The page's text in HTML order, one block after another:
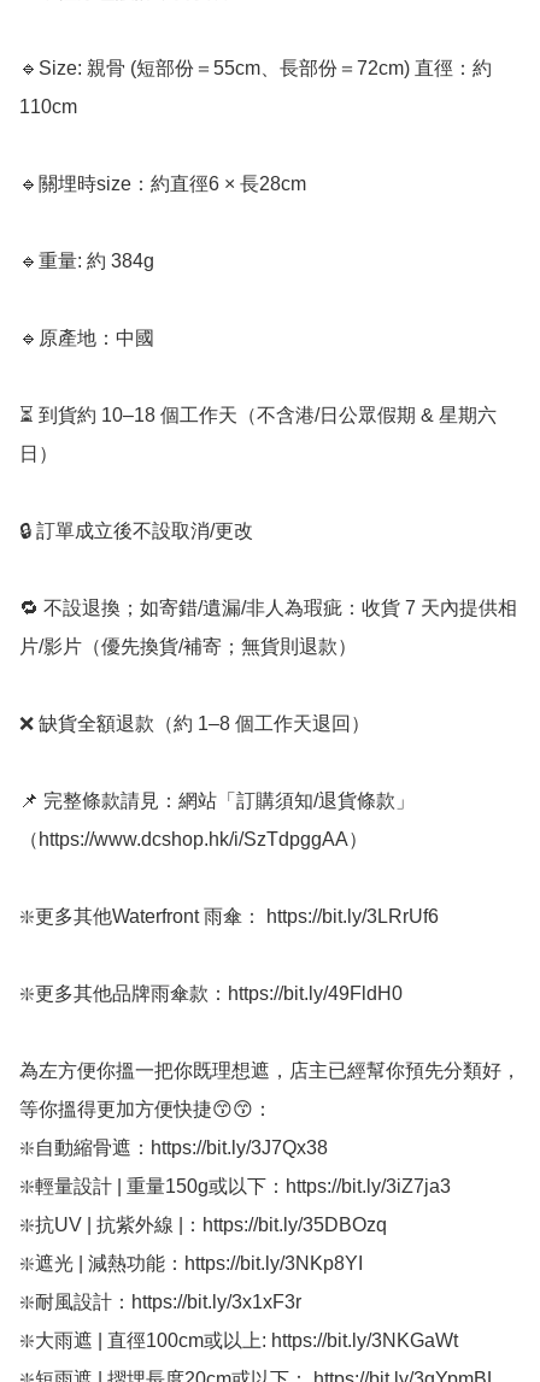
🔹Size: 親骨 (短部份＝55cm、長部份＝72cm) 直徑：約
110cm
🔹關埋時size：約直徑6 × 長28cm
🔹重量: 約 384g
🔹原產地：中國
⏳ 到貨約 10–18 個工作天（不含港/日公眾假期 & 星期六
日）
🔒 訂單成立後不設取消/更改
🔁 不設退換；如寄錯/遺漏/非人為瑕疵：收貨 7 天內提供相
片/影片（優先換貨/補寄；無貨則退款）
❌ 缺貨全額退款（約 1–8 個工作天退回）
📌 完整條款請見：網站「訂購須知/退貨條款」
（https://www.dcshop.hk/i/SzTdpggAA）
❇️更多其他Waterfront 雨傘： https://bit.ly/3LRrUf6
❇️更多其他品牌雨傘款：https://bit.ly/49FldH0
為左方便你搵一把你既理想遮，店主已經幫你預先分類好，
等你搵得更加方便快捷😙😙：
❇️自動縮骨遮：https://bit.ly/3J7Qx38
❇️輕量設計 | 重量150g或以下：https://bit.ly/3iZ7ja3
❇️抗UV | 抗紫外線 |：https://bit.ly/35DBOzq
❇️遮光 | 減熱功能：https://bit.ly/3NKp8YI
❇️耐風設計：https://bit.ly/3x1xF3r
❇️大雨遮 | 直徑100cm或以上: https://bit.ly/3NKGaWt